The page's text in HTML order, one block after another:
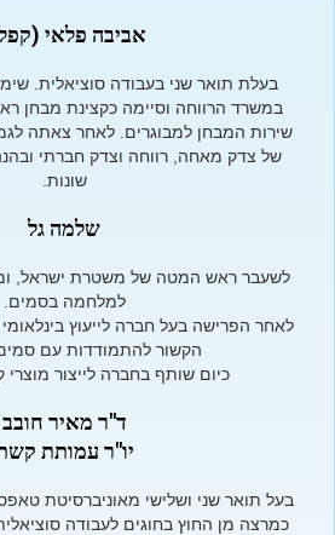
אביבה פלאי
בעלת תואר שני בעבודה סוציאלית.
במשרד הרווחה וסיימה כקצינת מבחן
שירות המבחן למבוגרים. לאחר צאתה
של צדק מאחה, רווחה וצדק חברתי
שונות.
שלמה גל
לשעבר ראש המטה של משטרת ישראל,
למלחמה בסמים.
לאחר הפרישה בעל חברה לייעוץ
הקשור להתמודדות עם סמים
כיום שותף בחברה לייצור מוצרי
ד"ר מאיר חובב
יו"ר עמותת
בעל תואר שני ושלישי מאוניברסיטת
כמרצה מן החוץ בחוגים לעבודה